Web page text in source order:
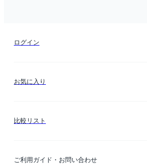
ログイン
お気に入り
比較リスト
ご利用ガイド・お問い合わせ